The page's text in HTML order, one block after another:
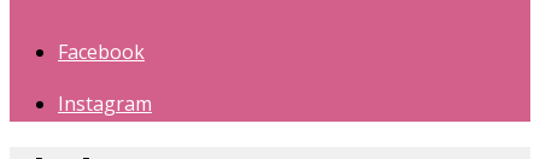
Facebook
Instagram